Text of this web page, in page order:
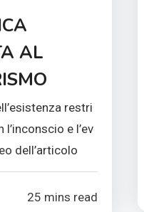
AL
restri
e l’ev
dell’articolo
25 mins read